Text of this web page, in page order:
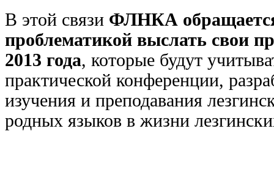
В этой связи ФЛНКА обращается
проблематикой выслать свои
2013 года, которые будут
практической конференции,
изучения и преподавания
родных языков в жизни